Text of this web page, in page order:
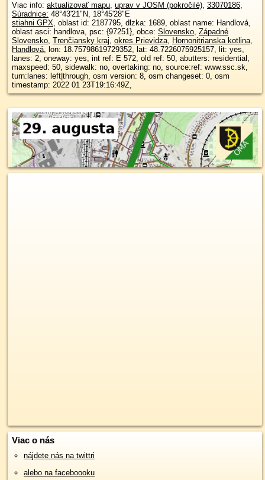
Viac info: aktualizovať mapu, uprav v JOSM (pokročilé), 33070186,
Súradnice: 48°43'21"N, 18°45'28"E
stiahni GPX, oblast id: 2187795, dlzka: 1689, oblast name: Handlová,
oblast asci: handlova, psc: {97251}, obce: Slovensko, Západné
Slovensko, Trenčiansky kraj, okres Prievidza, Hornonitrianska kotlina,
Handlová, lon: 18.75798619729352, lat: 48.7226075925157, lit: yes,
lanes: 2, oneway: yes, int ref: E 572, old ref: 50, abutters: residential,
maxspeed: 50, sidewalk: no, overtaking: no, source:ref: www.ssc.sk,
turn:lanes: left|through, osm version: 8, osm changeset: 0, osm
timestamp: 2022 01 23T19:16:49Z,
Viac o nás
nájdete nás na twittri
alebo na faceboooku